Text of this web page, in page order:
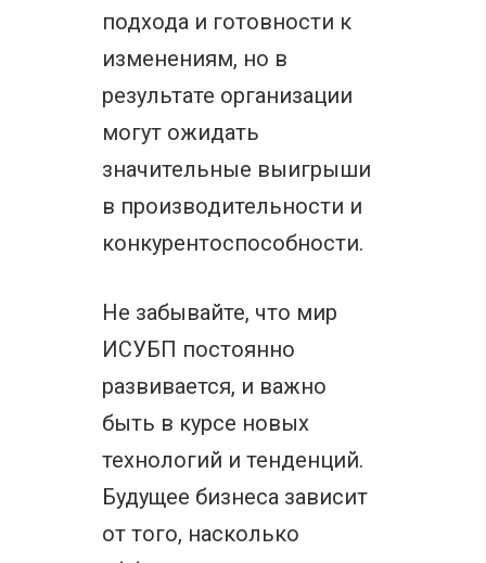
подхода и готовности к
изменениям, но в
результате организации
могут ожидать
значительные выигрыши
в производительности и
конкурентоспособности.
Не забывайте, что мир
ИСУБП постоянно
развивается, и важно
быть в курсе новых
технологий и тенденций.
Будущее бизнеса зависит
от того, насколько